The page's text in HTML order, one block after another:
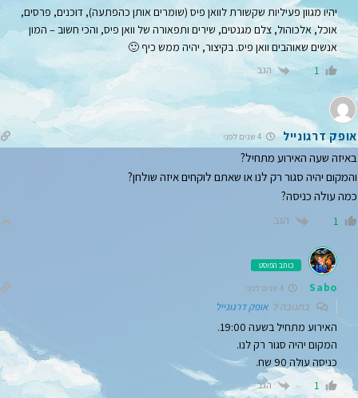
יהיו מגוון פעיליות שקשורת לוואן פיס (שומרים אותן כהפתעה), דוכנים, פרסים,
אוכל, אלכוהול, צלם מגנטים, שירים ותפאורה של וואן פיס, והכי חשוב – המון
אנשים שאוהבים וואן פיס. בקיצור, יהיה ממש כיף 🙂
1 הגב
אופק דרגונייל 4 שנים לפני
באיזה שעה האירוע מתחיל?
והמקום יהיה סגור רק לנו או שאתם לוקחים איזה שולחן?
כמה עולה כניסה?
1 הגב
כותב הפוסט
Sabo
בתגובה לאופק דרגונייל
האירוע מתחיל בשעה 19:00.
המקום יהיה סגור רק לנו.
כניסה עולה 90 שח.
1 הגב